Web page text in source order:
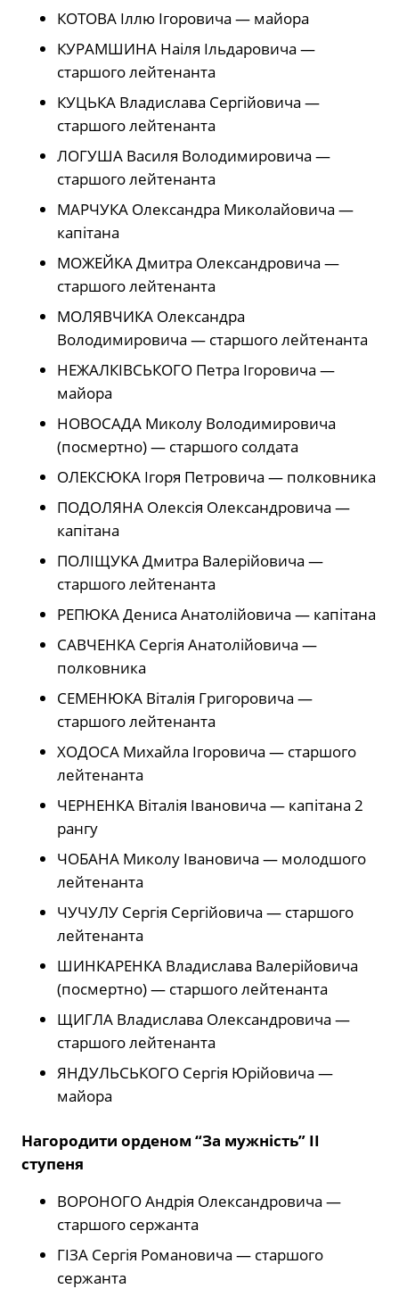
КОТОВА Іллю Ігоровича — майора
КУРАМШИНА Наіля Ільдаровича —
старшого лейтенанта
КУЦЬКА Владислава Сергійовича —
старшого лейтенанта
ЛОГУША Василя Володимировича —
старшого лейтенанта
МАРЧУКА Олександра Миколайовича —
капітана
МОЖЕЙКА Дмитра Олександровича —
старшого лейтенанта
МОЛЯВЧИКА Олександра
Володимировича — старшого лейтенанта
НЕЖАЛКІВСЬКОГО Петра Ігоровича —
майора
НОВОСАДА Миколу Володимировича
(посмертно) — старшого солдата
ОЛЕКСЮКА Ігоря Петровича — полковника
ПОДОЛЯНА Олексія Олександровича —
капітана
ПОЛІЩУКА Дмитра Валерійовича —
старшого лейтенанта
РЕПЮКА Дениса Анатолійовича — капітана
САВЧЕНКА Сергія Анатолійовича —
полковника
СЕМЕНЮКА Віталія Григоровича —
старшого лейтенанта
ХОДОСА Михайла Ігоровича — старшого
лейтенанта
ЧЕРНЕНКА Віталія Івановича — капітана 2
рангу
ЧОБАНА Миколу Івановича — молодшого
лейтенанта
ЧУЧУЛУ Сергія Сергійовича — старшого
лейтенанта
ШИНКАРЕНКА Владислава Валерійовича
(посмертно) — старшого лейтенанта
ЩИГЛА Владислава Олександровича —
старшого лейтенанта
ЯНДУЛЬСЬКОГО Сергія Юрійовича —
майора
Нагородити орденом “За мужність” ІІ
ступеня
ВОРОНОГО Андрія Олександровича —
старшого сержанта
ГІЗА Сергія Романовича — старшого
сержанта